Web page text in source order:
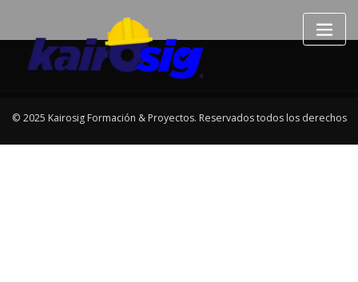
© 2025 Kairosig Formación & Proyectos. Reservados todos los derechos